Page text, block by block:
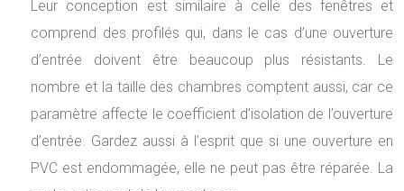
Leur conception est similaire à celle des fenêtres et
comprend des profilés qui, dans le cas d’une ouverture
d’entrée doivent être beaucoup plus résistants. Le
nombre et la taille des chambres comptent aussi, car ce
paramètre affecte le coefficient d’isolation de l’ouverture
d’entrée. Gardez aussi à l’esprit que si une ouverture en
PVC est endommagée, elle ne peut pas être réparée. La